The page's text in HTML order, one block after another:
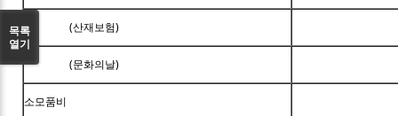
(산재보험)
(문화의날)
소모품비
목록
열기